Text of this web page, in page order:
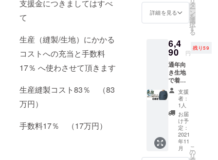
支援金につきましてはすべ
て
生産（縫製/生地）にかかる
コストへの充当と手数料
17％ へ使わさせて頂きます
生産縫製コスト83％ （83
万円）
手数料17％ （17万円）
させて
頂ま
ご希望
カラー
がご用
意でき
ず希望
されて
いない
カラー
で リ
ターン
させて
頂く場
合もご
ざいま
す。予
約25ｃ
ｍ
（24.5
ｃｍ～
ｍの方
対応）
フリー
サイズ
かかと
高さ約2
ｃｍ
横巾約
10ｃｍ
■雪駄底
がラジ
アル
（タイ
詳細を見る
タ
ー
ン
を
選
択
す
る
6,4
90 円
残り59
通年向
き生地
で着易
く、
ジャ
ガード
織で高
級感も
ござい
ます 色
は濃紺
のみと
なりま
支援
者：
1人
お届
け予
定：
2021
年11
月
こ
の
リ